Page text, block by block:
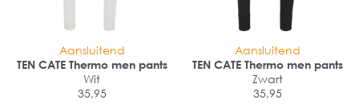
Aansluitend
TEN CATE Thermo men pants
Wit
35,95
Aansluitend
TEN CATE Thermo men pants
Zwart
35,95